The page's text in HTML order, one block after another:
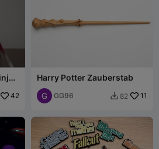
42
Harry Potter Zauberstab
GG96  82 11